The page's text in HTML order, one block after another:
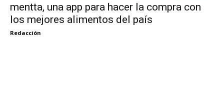
mentta, una app para hacer la compra con
los mejores alimentos del país
Redacción